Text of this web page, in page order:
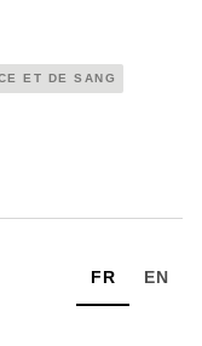
ET DE SANG
FR EN